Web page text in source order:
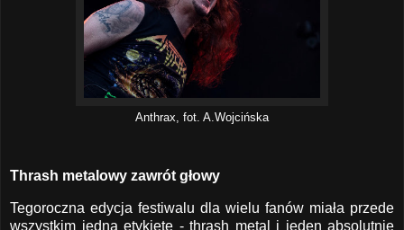
Anthrax, fot. A.Wojcińska
Thrash metalowy zawrót głowy
Tegoroczna edycja festiwalu dla wielu fanów miała przede
wszystkim jedną etykietę - thrash metal i jeden absolutnie